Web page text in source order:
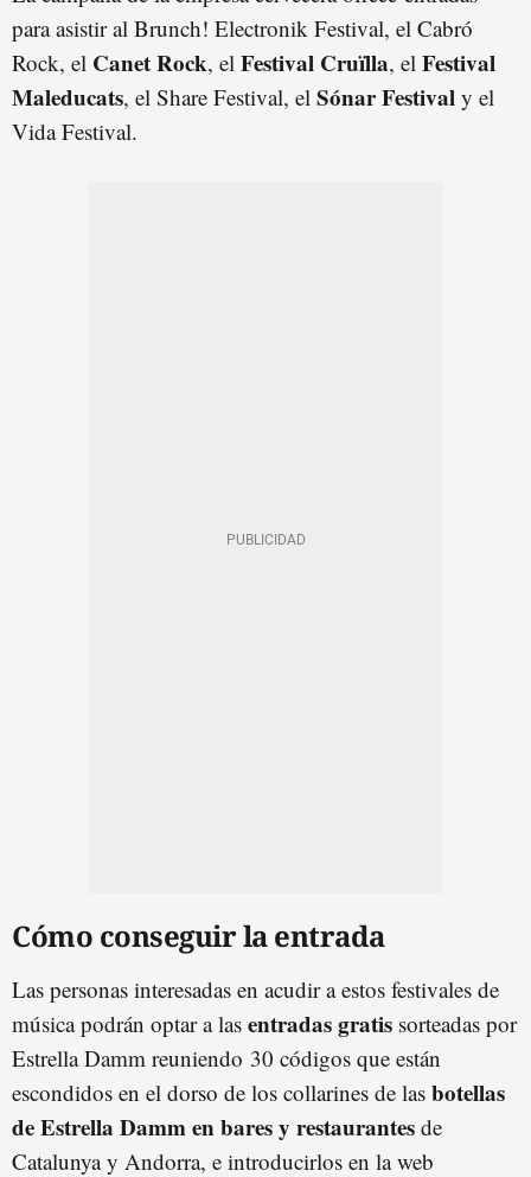
para asistir al Brunch! Electronik Festival, el Cabró
Rock, el Canet Rock, el Festival Cruïlla, el Festival
Maleducats, el Share Festival, el Sónar Festival y el
Vida Festival.
Cómo conseguir la entrada
Las personas interesadas en acudir a estos festivales de
música podrán optar a las entradas gratis sorteadas por
Estrella Damm reuniendo 30 códigos que están
escondidos en el dorso de los collarines de las botellas
de Estrella Damm en bares y restaurantes de
Catalunya y Andorra, e introducirlos en la web